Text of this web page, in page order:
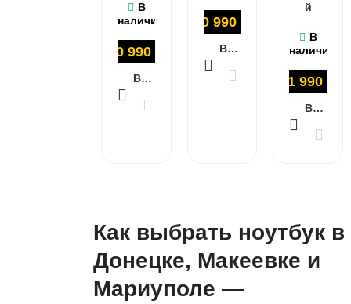
В
наличии
40 990
В КОРЗИНУ
40 990
В КОРЗИНУ
й
В
наличии
41 990
В КОРЗИНУ
Как выбрать ноутбук в
Донецке, Макеевке и
Мариуполе —